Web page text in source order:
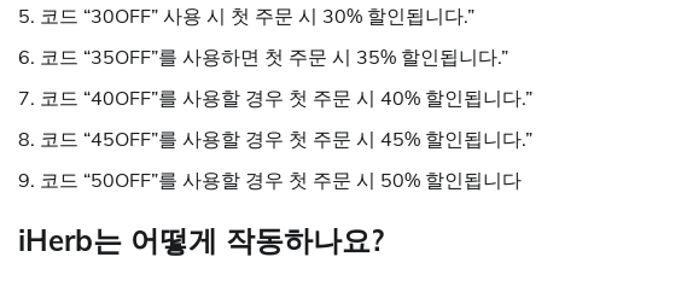
5. 코드 “30OFF” 사용 시 첫 주문 시 30% 할인됩니다.”
6. 코드 “35OFF”를 사용하면 첫 주문 시 35% 할인됩니다.”
7. 코드 “40OFF”를 사용할 경우 첫 주문 시 40% 할인됩니다.”
8. 코드 “45OFF”를 사용할 경우 첫 주문 시 45% 할인됩니다.”
9. 코드 “50OFF”를 사용할 경우 첫 주문 시 50% 할인됩니다
iHerb는 어떻게 작동하나요?